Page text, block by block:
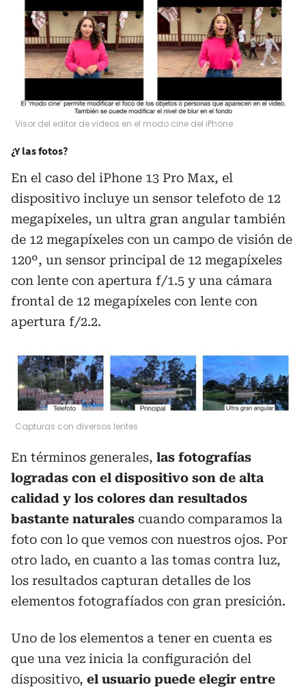
Visor del editor de videos en el modo cine del iPhone
¿Y las fotos?
En el caso del iPhone 13 Pro Max, el
dispositivo incluye un sensor telefoto de 12
megapíxeles, un ultra gran angular también
de 12 megapíxeles con un campo de visión de
120º, un sensor principal de 12 megapíxeles
con lente con apertura f/1.5 y una cámara
frontal de 12 megapíxeles con lente con
apertura f/2.2.
Capturas con diversos lentes
En términos generales, las fotografías
logradas con el dispositivo son de alta
calidad y los colores dan resultados
bastante naturales cuando comparamos la
foto con lo que vemos con nuestros ojos. Por
otro lado, en cuanto a las tomas contra luz,
los resultados capturan detalles de los
elementos fotografíados con gran presición.
Uno de los elementos a tener en cuenta es
que una vez inicia la configuración del
dispositivo, el usuario puede elegir entre